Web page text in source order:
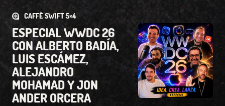
CAFFÈ SWIFT 5×4
ESPECIAL WWDC 26
CON ALBERTO BADÍA,
LUIS ESCÁMEZ,
ALEJANDRO
MOHAMAD Y JON
ANDER ORCERA